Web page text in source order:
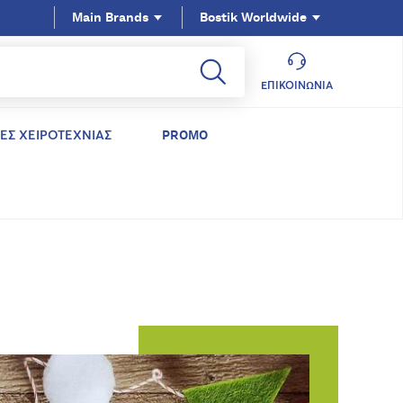
ΕΠΙΚΟΙΝΩΝΊΑ
Bostik Worldwide
ΧΕΙΡΟΤΕΧΝΙΑΣ PROMO
Main Brands